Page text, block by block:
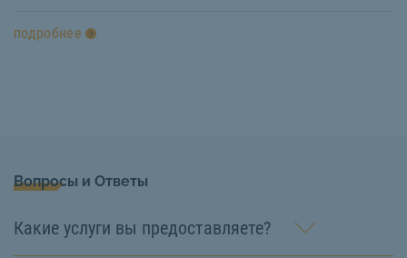
подробнее
Вопросы и Ответы
Какие услуги вы предоставляете?